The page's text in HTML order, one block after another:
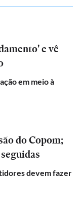
e vê
em meio à
do Copom;
devem fazer